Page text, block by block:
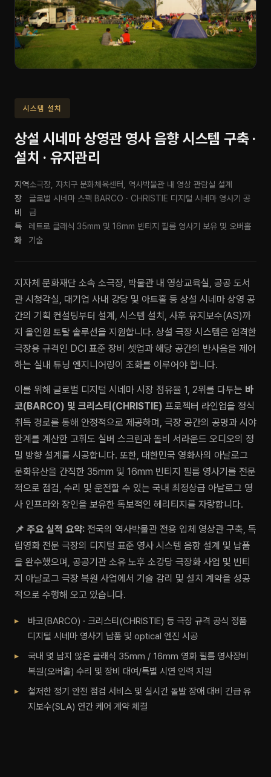
시스템 설치
상설 시네마 상영관 영사 음향 시스템 구축 ·
설치 · 유지관리
지역소극장, 자치구 문화체육센터, 역사박물관 내 영상 관람실 설계
장
비
글로벌 시네마 스펙 BARCO · CHRISTIE 디지털 시네마 영사기 공
급
특
화
레트로 클래식 35mm 및 16mm 빈티지 필름 영사기 보유 및 오버홀
기술
지자체 문화재단 소속 소극장, 박물관 내 영상교육실, 공공 도서
관 시청각실, 대기업 사내 강당 및 아트홀 등 상설 시네마 상영 공
간의 기획 컨설팅부터 설계, 시스템 설치, 사후 유지보수(AS)까
지 올인원 토탈 솔루션을 지원합니다. 상설 극장 시스템은 엄격한
극장용 규격인 DCI 표준 장비 셋업과 해당 공간의 반사음을 제어
하는 실내 튜닝 엔지니어링이 조화를 이루어야 합니다.
이를 위해 글로벌 디지털 시네마 시장 점유율 1, 2위를 다투는 바
코(BARCO) 및 크리스티(CHRISTIE) 프로젝터 라인업을 정식
취득 경로를 통해 안정적으로 제공하며, 극장 공간의 공명과 시야
한계를 계산한 고휘도 실버 스크린과 돌비 서라운드 오디오의 정
밀 방향 설계를 시공합니다. 또한, 대한민국 영화사의 아날로그
문화유산을 간직한 35mm 및 16mm 빈티지 필름 영사기를 전문
적으로 점검, 수리 및 운전할 수 있는 국내 최정상급 아날로그 영
사 인프라와 장인을 보유한 독보적인 헤리티지를 자랑합니다.
📌 주요 실적 요약: 전국의 역사박물관 전용 입체 영상관 구축, 독
립영화 전문 극장의 디지털 표준 영사 시스템 음향 설계 및 납품
을 완수했으며, 공공기관 소유 노후 소강당 극장화 사업 및 빈티
지 아날로그 극장 복원 사업에서 기술 감리 및 설치 계약을 성공
적으로 수행해 오고 있습니다.
바코(BARCO) · 크리스티(CHRISTIE) 등 극장 규격 공식 정품
디지털 시네마 영사기 납품 및 optical 엔진 시공
국내 몇 남지 않은 클래식 35mm / 16mm 영화 필름 영사장비
복원(오버홀) 수리 및 장비 대여/특별 시연 인력 지원
철저한 정기 안전 점검 서비스 및 실시간 돌발 장애 대비 긴급 유
지보수(SLA) 연간 케어 계약 체결